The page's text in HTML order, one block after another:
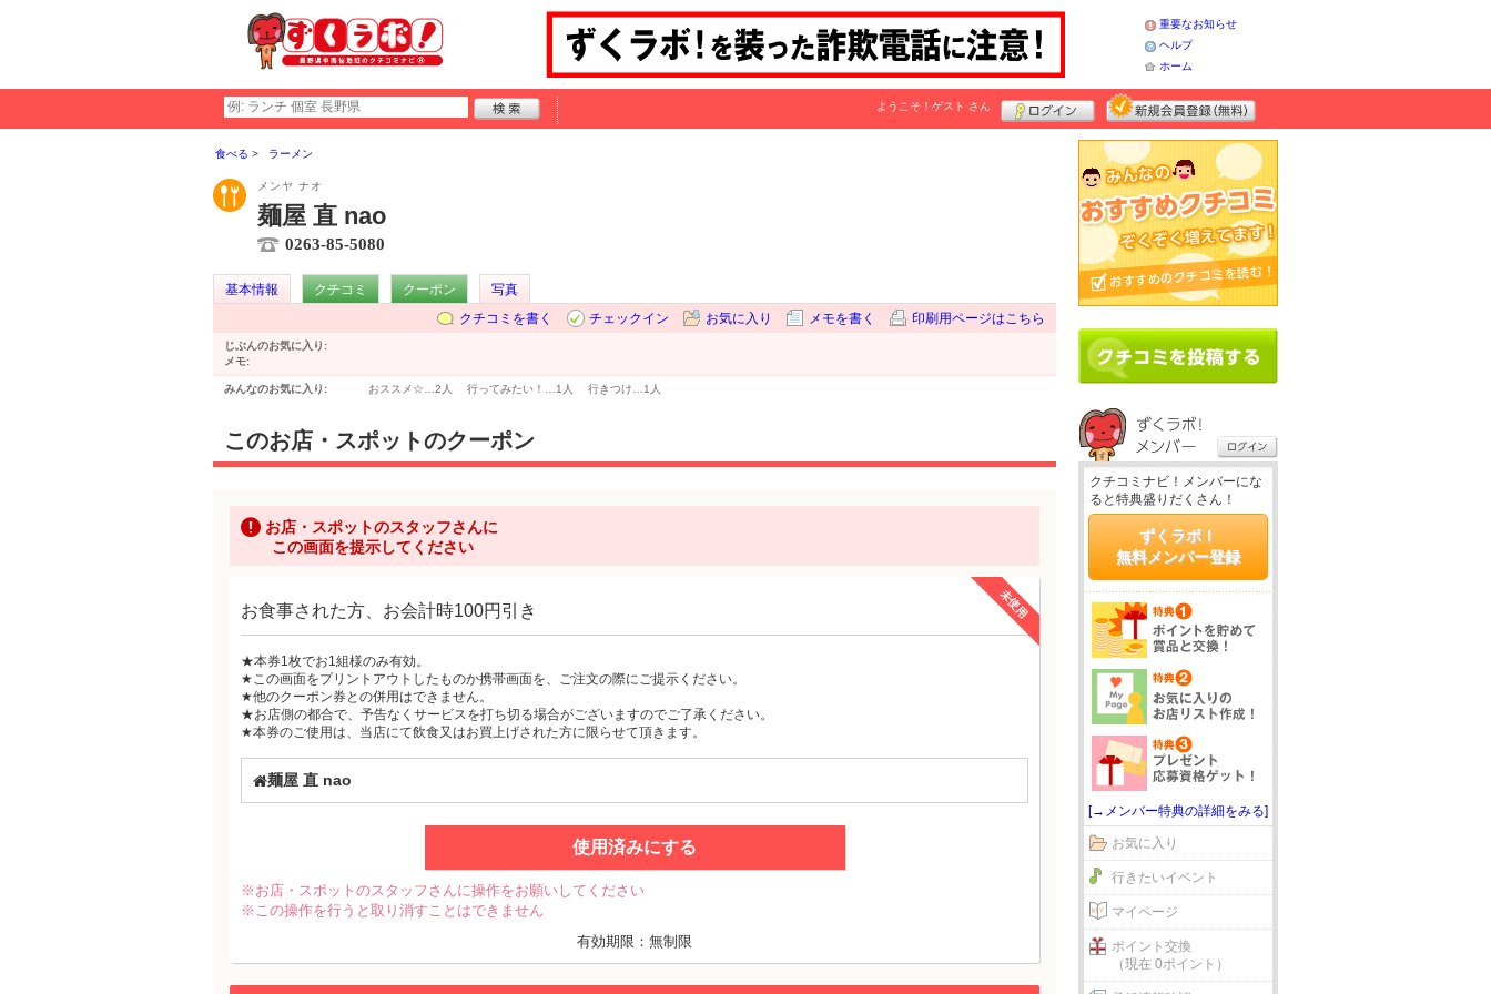
重要なお知らせ
ヘルプ
ホーム
ようこそ！ ゲスト さん
食べる ラーメン
メンヤ ナオ
麺屋 直 nao
0263-85-5080
基本情報 クチコミ クーポン
写真
クチコミを書く
チェックイン お気に入り メモを書く 印刷用ページはこちら
じぶんのお気に入り:
メモ:
みんなのお気に入り: おススメ☆… 2人 行ってみたい！… 1人 行きつけ… 1人
このお店・スポットのクーポン
お店・スポットのスタッフさんに
この画面を提示してください
未使用
お食事された方、お会計時100円引き
★本券1枚でお1組様のみ有効。
★この画面をプリントアウトしたものか携帯画面を、ご注文の際にご提示ください。
★他のクーポン券との併用はできません。
★お店側の都合で、予告なくサービスを打ち切る場合がございますのでご了承ください。
★本券のご使用は、当店にて飲食又はお買上げされた方に限らせて頂きます。
麺屋 直 nao
使用済みにする
※お店・スポットのスタッフさんに操作をお願いしてください
※この操作を行うと取り消すことはできません
有効期限：無制限
クチコミナビ！メンバーにな
ると特典盛りだくさん！
ずくラボ！
無料メンバー登録
[→メンバー特典の詳細をみる]
お気に入り
行きたいイベント
マイページ
ポイント交換
（現在 0ポイント）